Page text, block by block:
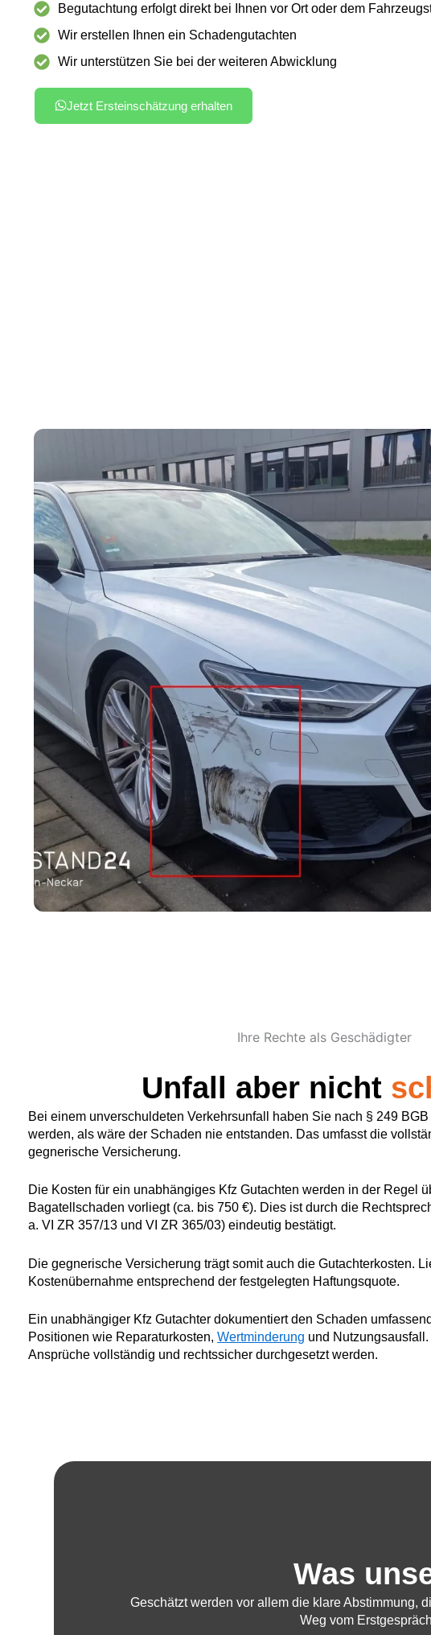
Begutachtung erfolgt direkt bei Ihnen vor Ort oder dem
Wir erstellen Ihnen ein Schadengutachten
Wir unterstützen Sie bei der weiteren Abwicklung
Jetzt Ersteinschätzung erhalten
Ihre Rechte als Geschädigter
Unfall aber nicht
Bei einem unverschuldeten Verkehrsunfall haben Sie nach § 249
werden, als wäre der Schaden nie entstanden. Das umfasst die
gegnerische Versicherung.
Die Kosten für ein unabhängiges Kfz Gutachten werden in der Regel
Bagatellschaden vorliegt (ca. bis 750 €). Dies ist durch die
a. VI ZR 357/13 und VI ZR 365/03) eindeutig bestätigt.
Die gegnerische Versicherung trägt somit auch die Gutachterkosten.
Kostenübernahme entsprechend der festgelegten Haftungsquote.
Ein unabhängiger Kfz Gutachter dokumentiert den Schaden
Positionen wie Reparaturkosten, Wertminderung und
Ansprüche vollständig und rechtssicher durchgesetzt werden.
Was
Geschätzt werden vor allem die klare Abstimmung,
Weg vom